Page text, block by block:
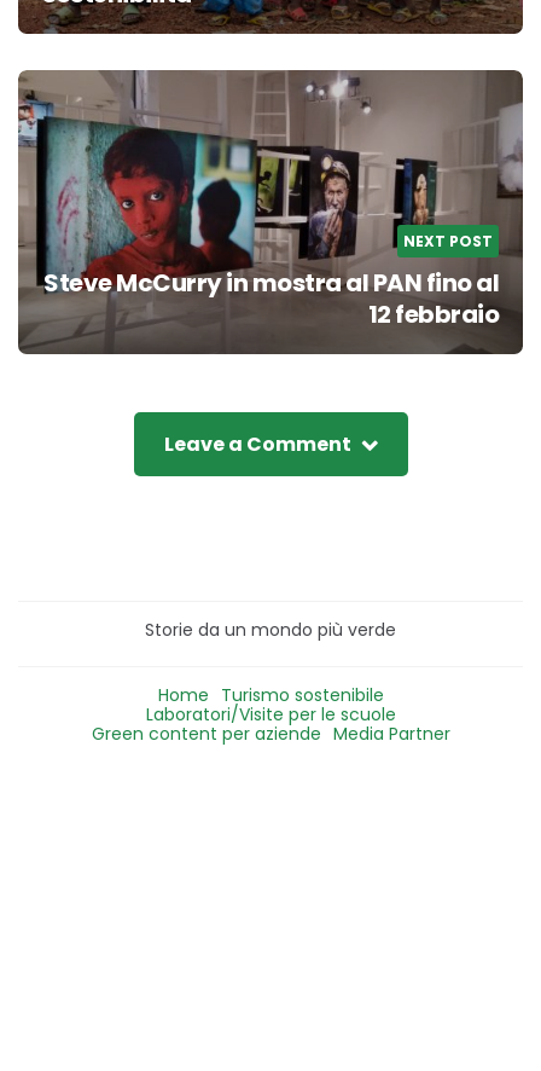
NEXT POST
Steve McCurry in mostra al PAN fino al
12 febbraio
Leave a Comment
Storie da un mondo più verde
Home Turismo sostenibile
Laboratori/Visite per le scuole
Green content per aziende Media Partner